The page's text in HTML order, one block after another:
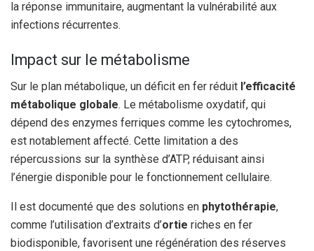
la réponse immunitaire, augmentant la vulnérabilité aux
infections récurrentes.
Impact sur le métabolisme
Sur le plan métabolique, un déficit en fer réduit l’efficacité
métabolique globale. Le métabolisme oxydatif, qui
dépend des enzymes ferriques comme les cytochromes,
est notablement affecté. Cette limitation a des
répercussions sur la synthèse d’ATP, réduisant ainsi
l’énergie disponible pour le fonctionnement cellulaire.
Il est documenté que des solutions en phytothérapie,
comme l’utilisation d’extraits d’ortie riches en fer
biodisponible, favorisent une régénération des réserves